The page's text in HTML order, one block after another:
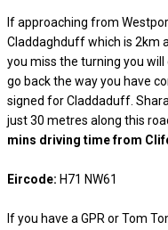
If approaching from
Claddaghduff which is 2km
you miss the turning you
go back the way you have
signed for Claddaduff.
just 30 metres along this
mins driving time from
Eircode: H71 NW61
If you have a GPR or Tom